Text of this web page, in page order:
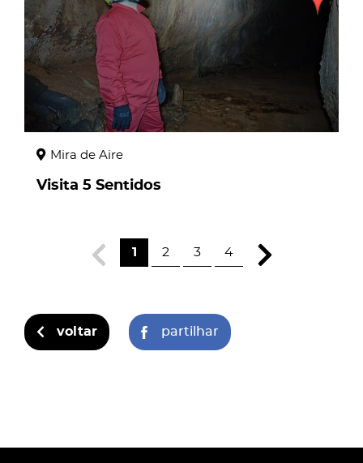
Mira de Aire
Visita 5 Sentidos
1 2 3 4
voltar partilhar